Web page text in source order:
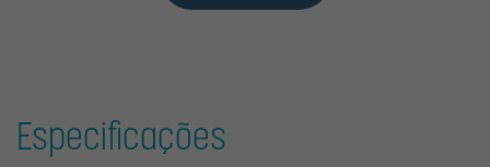
Especificações